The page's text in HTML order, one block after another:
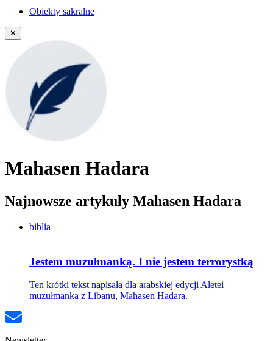
Obiekty sakralne
✕
Mahasen Hadara
Najnowsze artykuły Mahasen Hadara
biblia
Jestem muzułmanką. I nie jestem terrorystką
Ten krótki tekst napisała dla arabskiej edycji Aletei
muzułmanka z Libanu, Mahasen Hadara.